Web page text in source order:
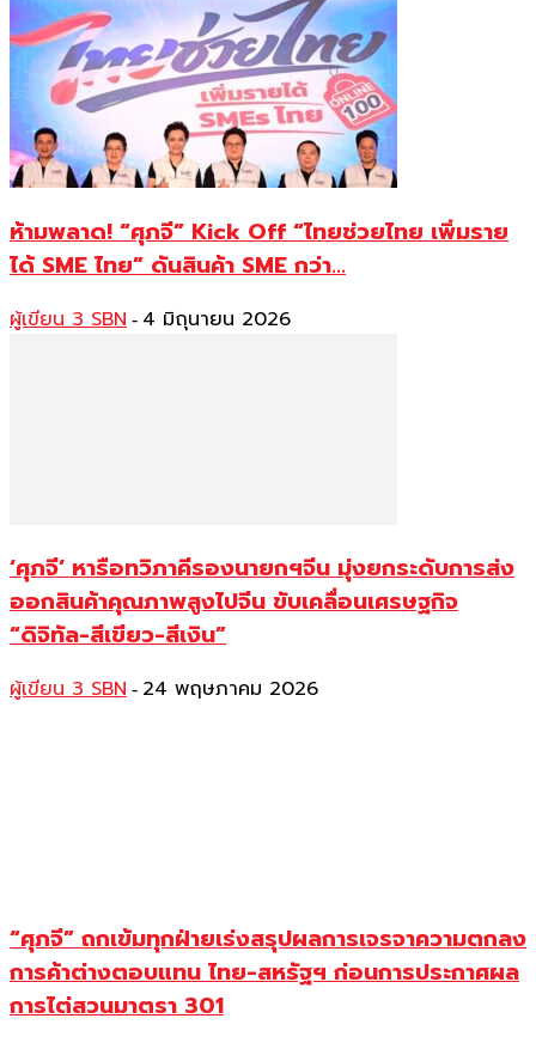
ห้ามพลาด! “ศุภจี” Kick Off “ไทยช่วยไทย เพิ่มราย
ได้ SME ไทย” ดันสินค้า SME กว่า...
ผู้เขียน 3 SBN - 4 มิถุนายน 2026
‘ศุภจี’ หารือทวิภาคีรองนายกฯจีน มุ่งยกระดับการส่ง
ออกสินค้าคุณภาพสูงไปจีน ขับเคลื่อนเศรษฐกิจ
“ดิจิทัล-สีเขียว-สีเงิน”
ผู้เขียน 3 SBN - 24 พฤษภาคม 2026
“ศุภจี” ถกเข้มทุกฝ่ายเร่งสรุปผลการเจรจาความตกลง
การค้าต่างตอบแทน ไทย-สหรัฐฯ ก่อนการประกาศผล
การไต่สวนมาตรา 301